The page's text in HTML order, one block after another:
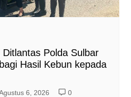
Polda Sulbar
Hasil Kebun kepada
6, 2026 0